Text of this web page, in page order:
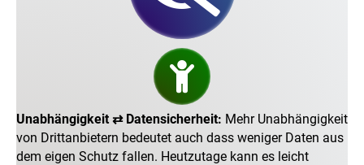
Unabhängigkeit ⇄ Datensicherheit: Mehr Unabhängigkeit
von Drittanbietern bedeutet auch dass weniger Daten aus
dem eigen Schutz fallen. Heutzutage kann es leicht